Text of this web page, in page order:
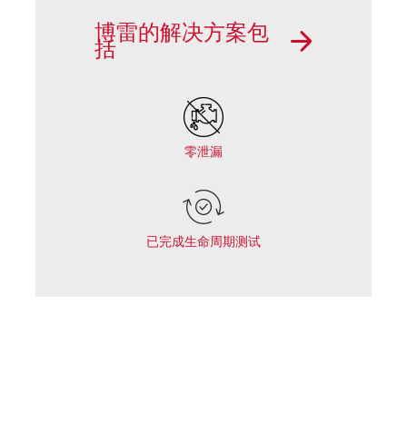
博雷的解决方案包
括
零泄漏
已完成生命周期测试